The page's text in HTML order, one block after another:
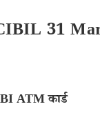
31
ATM कार्ड